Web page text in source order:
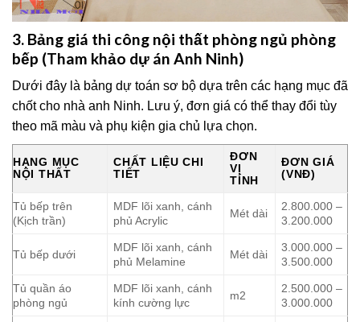
3. Bảng giá thi công nội thất phòng ngủ phòng
bếp (Tham khảo dự án Anh Ninh)
Dưới đây là bảng dự toán sơ bộ dựa trên các hạng mục đã
chốt cho nhà anh Ninh. Lưu ý, đơn giá có thể thay đổi tùy
theo mã màu và phụ kiện gia chủ lựa chọn.
HẠNG MỤC
NỘI THẤT
CHẤT LIỆU CHI
TIẾT
ĐƠN
VỊ
TÍNH
ĐƠN GIÁ
(VNĐ)
Tủ bếp trên
(Kịch trần)
MDF lõi xanh, cánh
phủ Acrylic
Mét dài
2.800.000 –
3.200.000
Tủ bếp dưới
MDF lõi xanh, cánh
phủ Melamine
Mét dài
3.000.000 –
3.500.000
Tủ quần áo
phòng ngủ
MDF lõi xanh, cánh
kính cường lực
m2
2.500.000 –
3.000.000